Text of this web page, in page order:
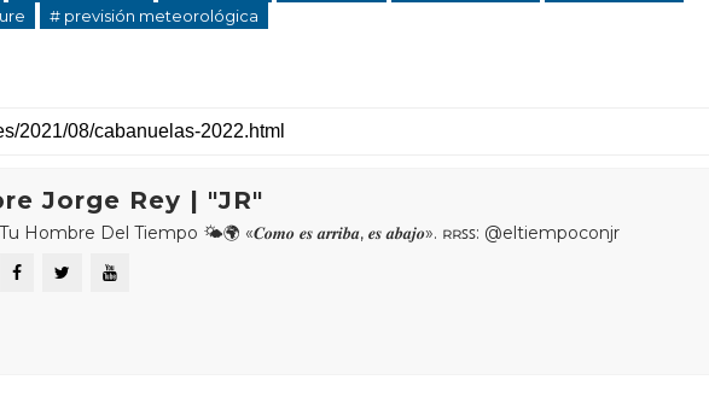
# previsión meteorológica
Jorge Rey | "JR"
Tu Hombre Del Tiempo 🌤🌍 «𝑪𝒐𝒎𝒐 𝒆𝒔 𝒂𝒓𝒓𝒊𝒃𝒂, 𝒆𝒔 𝒂𝒃𝒂𝒋𝒐». ʀʀꜱꜱ: @eltiempoconjr